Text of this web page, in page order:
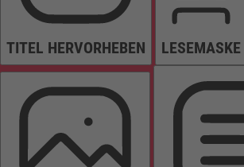
TITEL HERVORHEBEN LESEMASKE